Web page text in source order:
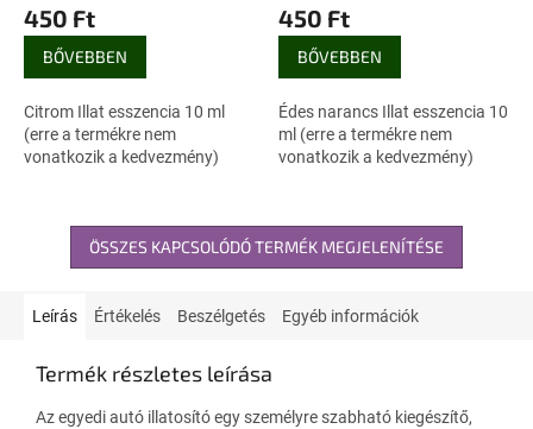
450 Ft
BŐVEBBEN
Citrom Illat esszencia 10 ml
(erre a termékre nem
vonatkozik a kedvezmény)
450 Ft
BŐVEBBEN
Édes narancs Illat esszencia 10
ml (erre a termékre nem
vonatkozik a kedvezmény)
ÖSSZES KAPCSOLÓDÓ TERMÉK MEGJELENÍTÉSE
Leírás Értékelés Beszélgetés Egyéb információk
Termék részletes leírása
Az egyedi autó illatosító egy személyre szabható kiegészítő,